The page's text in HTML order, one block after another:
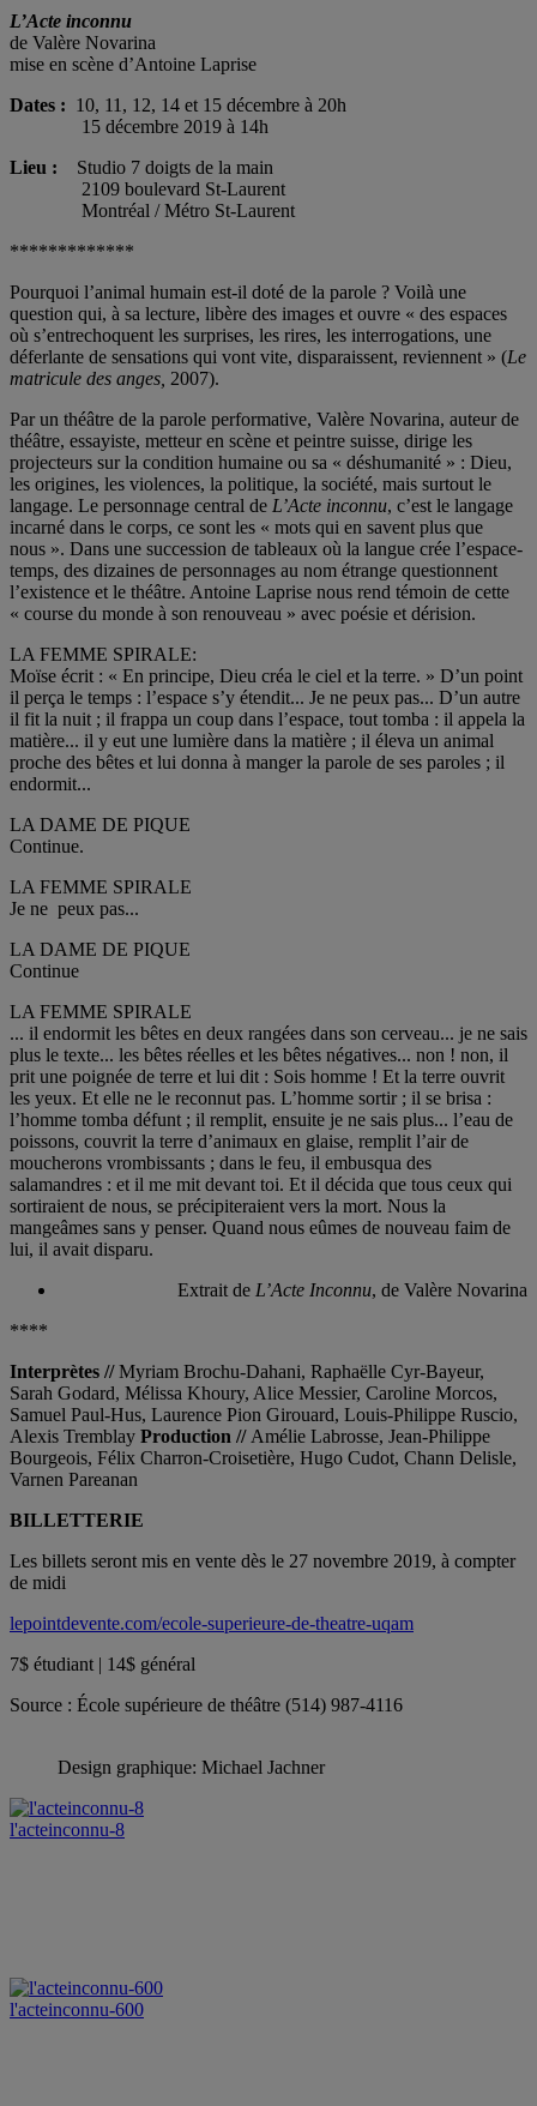
L’Acte inconnu
de Valère Novarina
mise en scène d’Antoine Laprise
Dates : 10, 11, 12, 14 et 15 décembre à 20h
15 décembre 2019 à 14h
Lieu :
Studio 7 doigts de la main
2109 boulevard St-Laurent
Montréal / Métro St-Laurent
*************
Pourquoi l’animal humain est-il doté de la parole ? Voilà une
question qui, à sa lecture, libère des images et ouvre « des espaces
où s’entrechoquent les surprises, les rires, les interrogations, une
déferlante de sensations qui vont vite, disparaissent, reviennent » (Le
matricule des anges, 2007).
Par un théâtre de la parole performative, Valère Novarina, auteur de
théâtre, essayiste, metteur en scène et peintre suisse, dirige les
projecteurs sur la condition humaine ou sa « déshumanité » : Dieu,
les origines, les violences, la politique, la société, mais surtout le
langage. Le personnage central de L’Acte inconnu, c’est le langage
incarné dans le corps, ce sont les « mots qui en savent plus que
nous ». Dans une succession de tableaux où la langue crée l’espace-
temps, des dizaines de personnages au nom étrange questionnent
l’existence et le théâtre. Antoine Laprise nous rend témoin de cette
« course du monde à son renouveau » avec poésie et dérision.
LA FEMME SPIRALE:
Moïse écrit : « En principe, Dieu créa le ciel et la terre. » D’un point
il perça le temps : l’espace s’y étendit... Je ne peux pas... D’un autre
il fit la nuit ; il frappa un coup dans l’espace, tout tomba : il appela la
matière... il y eut une lumière dans la matière ; il éleva un animal
proche des bêtes et lui donna à manger la parole de ses paroles ; il
endormit...
LA DAME DE PIQUE
Continue.
LA FEMME SPIRALE
Je ne peux pas...
LA DAME DE PIQUE
Continue
LA FEMME SPIRALE
... il endormit les bêtes en deux rangées dans son cerveau... je ne sais
plus le texte... les bêtes réelles et les bêtes négatives... non ! non, il
prit une poignée de terre et lui dit : Sois homme ! Et la terre ouvrit
les yeux. Et elle ne le reconnut pas. L’homme sortir ; il se brisa :
l’homme tomba défunt ; il remplit, ensuite je ne sais plus... l’eau de
poissons, couvrit la terre d’animaux en glaise, remplit l’air de
moucherons vrombissants ; dans le feu, il embusqua des
salamandres : et il me mit devant toi. Et il décida que tous ceux qui
sortiraient de nous, se précipiteraient vers la mort. Nous la
mangeâmes sans y penser. Quand nous eûmes de nouveau faim de
lui, il avait disparu.
Extrait de L’Acte Inconnu, de Valère Novarina
****
Interprètes //Myriam Brochu-Dahani, Raphaëlle Cyr-Bayeur,
Sarah Godard, Mélissa Khoury, Alice Messier, Caroline Morcos,
Samuel Paul-Hus, Laurence Pion Girouard, Louis-Philippe Ruscio,
Alexis Tremblay Production // Amélie Labrosse, Jean-Philippe
Bourgeois, Félix Charron-Croisetière, Hugo Cudot, Chann Delisle,
Varnen Pareanan
BILLETTERIE
Les billets seront mis en vente dès le 27 novembre 2019, à compter
de midi
lepointdevente.com/ecole-superieure-de-theatre-uqam
7$ étudiant | 14$ général
Source : École supérieure de théâtre (514) 987-4116
Design graphique: Michael Jachner
l'acteinconnu-8
l'acteinconnu-600